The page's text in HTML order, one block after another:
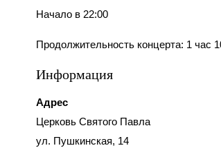
Начало в 22:00
Продолжительность концерта: 1 час
Информация
Адрес
Церковь Святого Павла
ул. Пушкинская, 14